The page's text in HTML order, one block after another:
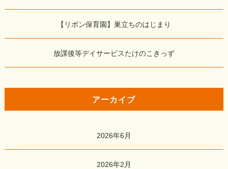
【リボン保育園】巣立ちのはじまり
放課後等デイサービスたけのこきっず
アーカイブ
2026年6月
2026年2月